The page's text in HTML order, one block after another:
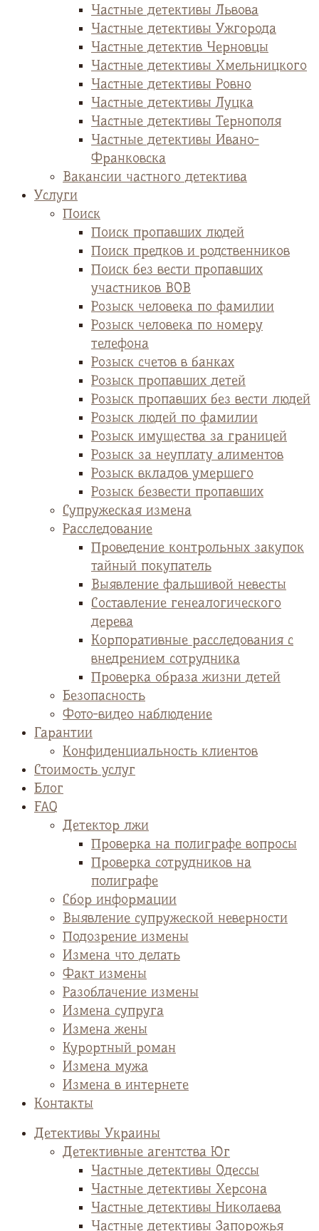
Частные детективы Львова
Частные детективы Ужгорода
Частные детектив Черновцы
Частные детективы Хмельницкого
Частные детективы Ровно
Частные детективы Луцка
Частные детективы Тернополя
Частные детективы Ивано-
Франковска
Вакансии частного детектива
Услуги
Поиск
Поиск пропавших людей
Поиск предков и родственников
Поиск без вести пропавших
участников ВОВ
Розыск человека по фамилии
Розыск человека по номеру
телефона
Розыск счетов в банках
Розыск пропавших детей
Розыск пропавших без вести людей
Розыск людей по фамилии
Розыск имущества за границей
Розыск за неуплату алиментов
Розыск вкладов умершего
Розыск безвести пропавших
Супружеская измена
Расследование
Проведение контрольных закупок
тайный покупатель
Выявление фальшивой невесты
Cоставление генеалогического
дерева
Корпоративные расследования с
внедрением сотрудника
Проверка образа жизни детей
Безопасность
Фото-видео наблюдение
Гарантии
Конфиденциальность клиентов
Стоимость услуг
Блог
FAQ
Детектор лжи
Проверка на полиграфе вопросы
Проверка сотрудников на
полиграфе
Сбор информации
Выявление супружеской неверности
Подозрение измены
Измена что делать
Факт измены
Разоблачение измены
Измена супруга
Измена жены
Курортный роман
Измена мужа
Измена в интернете
Контакты
Детективы Украины
Детективные агентства Юг
Частные детективы Одессы
Частные детективы Херсона
Частные детективы Николаева
Частные детективы Запорожья